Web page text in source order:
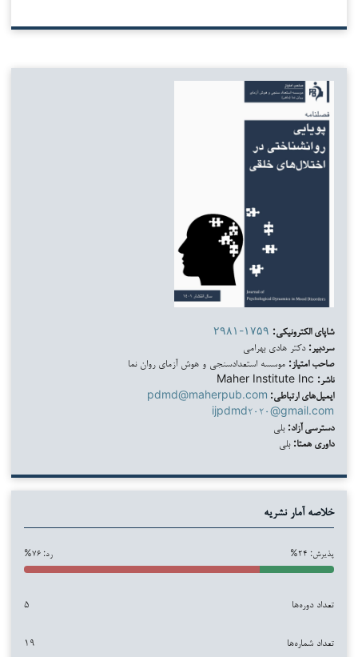
شاپای الکترونیکی: ۲۹۸۱-۱۷۵۹
سردبیر: دکتر هادی بهرامی
صاحب امتیاز: موسسه استعدادسنجی و هوش آزمای روان نما
ناشر:
ایمیل‌های ارتباطی: pdmd@maherpub.com
ijpdmd۲۰۲۰@gmail.com
دسترسی آزاد: بلی
داوری همتا: بلی
خلاصه آمار نشریه
پذیرش: ۲۴% رد: ۷۶%
تعداد دوره‌ها ۵
تعداد شماره‌ها ۱۹